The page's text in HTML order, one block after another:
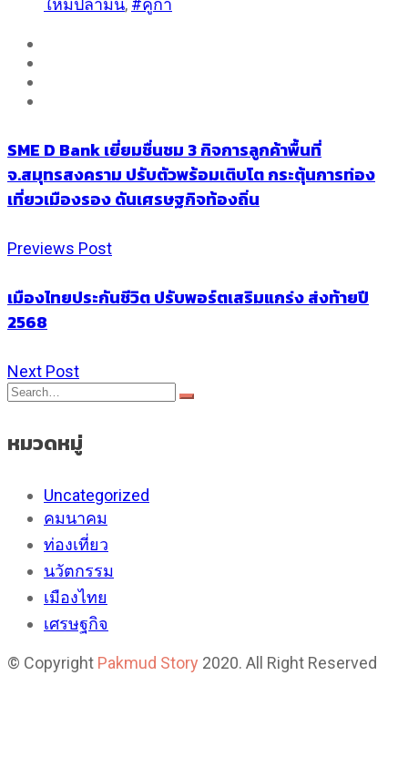
ใหม่ปลามัน, #คูก้า
SME D Bank เยี่ยมชื่นชม 3 กิจการลูกค้าพื้นที่
จ.สมุทรสงคราม ปรับตัวพร้อมเติบโต กระตุ้นการท่อง
เที่ยวเมืองรอง ดันเศรษฐกิจท้องถิ่น
Previews Post
เมืองไทยประกันชีวิต ปรับพอร์ตเสริมแกร่ง ส่งท้ายปี
2568
Next Post
หมวดหมู่
Uncategorized
คมนาคม
ท่องเที่ยว
นวัตกรรม
เมืองไทย
เศรษฐกิจ
© Copyright Pakmud Story 2020. All Right Reserved